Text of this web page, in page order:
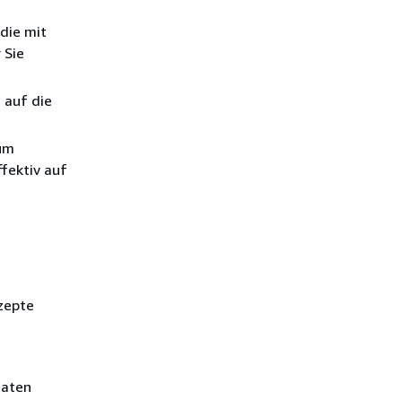
mit
auf die
auf